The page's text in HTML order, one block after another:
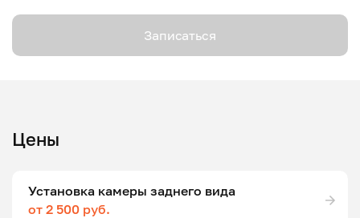
Записаться
Цены
Установка камеры заднего вида
от 2 500 руб.